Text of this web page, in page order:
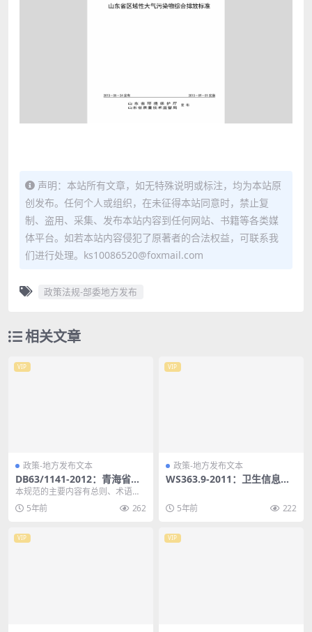
声明：本站所有文章，如无特殊说明或标注，均为本站原
创发布。任何个人或组织，在未征得本站同意时，禁止复
制、盗用、采集、发布本站内容到任何网站、书籍等各类媒
体平台。如若本站内容侵犯了原著者的合法权益，可联系我
们进行处理。ks10086520@foxmail.com
政策法规-部委地方发布
相关文章
VIP
政策-地方发布文本
DB63/1141-2012：青海省驻
地网通信设施建设规范
本规范的主要内容有总则、术语、
一般规定、设备/交界间对场地及环
境的要求、通信系统...
5年前 262
VIP
政策-地方发布文本
WS363.9-2011：卫生信息数
5年前 222
VIP VIP